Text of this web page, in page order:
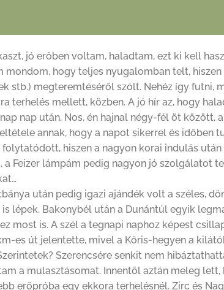
jó erőben voltam, haladtam, ezt ki kell
mondom, hogy teljes nyugalomban telt,
stb.) megteremtéséről szólt. Nehéz így futni,
terhelés mellett, közben. A jó hír az, hogy
nap után. Nos, én hajnal négy-fél öt között,
annak, hogy a napot sikerrel és időben
hiszen a nagyon korai indulás
Feizer lámpám pedig nagyon jó szolgálatot
után pedig igazi ajándék volt a széles,
lépek. Bakonybél után a Dunántúl egyik
most is. A szél a tegnapi naphoz képest
es út jelentette, mivel a Kőris-hegyen a
Szerencsére senkit nem
a mulasztásomat. Innentől aztán meleg
erőpróba egy ekkora terhelésnél. Zirc és